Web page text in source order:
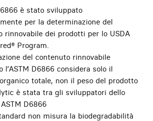
è stato sviluppato
per la determinazione del
rinnovabile dei prodotti per lo USDA
Program.
del contenuto rinnovabile
l’ASTM D6866 considera solo il
totale, non il peso del prodotto
è stata tra gli sviluppatori dello
D6866
non misura la biodegradabilità